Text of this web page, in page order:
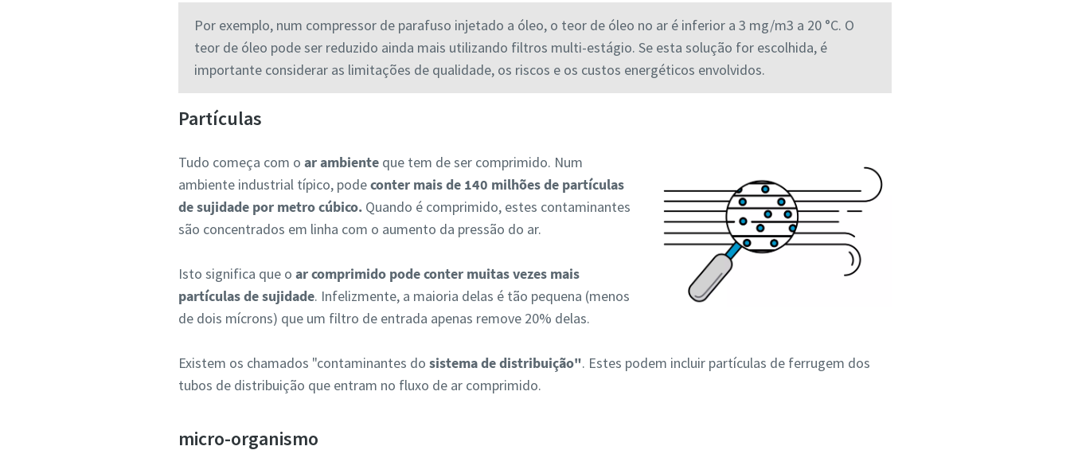
Por exemplo, num compressor de parafuso injetado a óleo, o teor de óleo no ar é inferior a 3 mg/m3 a 20 °C. O
teor de óleo pode ser reduzido ainda mais utilizando filtros multi-estágio. Se esta solução for escolhida, é
importante considerar as limitações de qualidade, os riscos e os custos energéticos envolvidos.
Partículas
Tudo começa com o ar ambiente que tem de ser comprimido. Num
ambiente industrial típico, podeconter mais de 140 milhões de partículas
de sujidade por metro cúbico. Quando é comprimido, estes contaminantes
são concentrados em linha com o aumento da pressão do ar.
Isto significa que o ar comprimido pode conter muitas vezes mais
partículas de sujidade. Infelizmente, a maioria delas é tão pequena (menos
de dois mícrons) que um filtro de entrada apenas remove 20% delas.
Existem os chamados "contaminantes do sistema de distribuição". Estes podem incluir partículas de ferrugem dos
tubos de distribuição que entram no fluxo de ar comprimido.
micro-organismo